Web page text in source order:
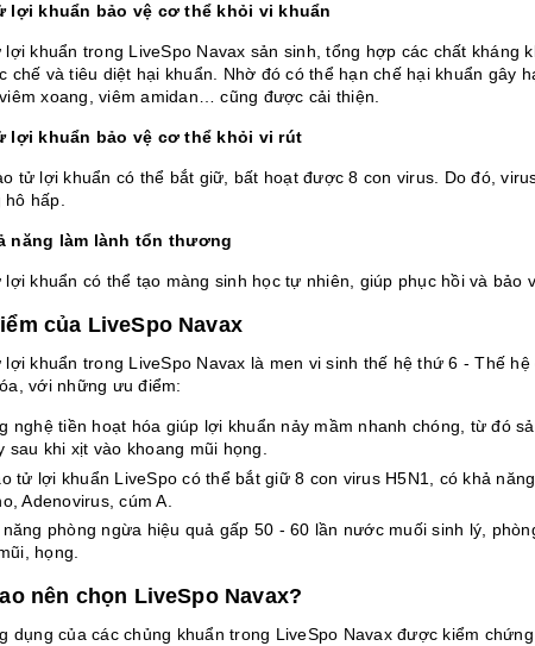
lợi khuẩn bảo vệ cơ thể khỏi vi khuẩn
lợi khuẩn trong LiveSpo Navax sản sinh, tổng hợp các chất kháng
chế và tiêu diệt hại khuẩn. Nhờ đó có thể hạn chế hại khuẩn gây
xoang, viêm amidan … cũng được cải thiện.
lợi khuẩn bảo vệ cơ thể khỏi vi rút
tử lợi khuẩn có thể bắt giữ, bất hoạt được 8 con virus. Do đó,
hấp.
năng làm lành tổn thương
lợi khuẩn có thể tạo màng sinh học tự nhiên, giúp phục hồi và bảo
của LiveSpo Navax
lợi khuẩn trong LiveSpo Navax là men vi sinh thế hệ thứ 6 - Thế
với những ưu điểm:
nghệ tiền hoạt hóa giúp lợi khuẩn nảy mầm nhanh chóng, từ đó
sau khi xịt vào khoang mũi họng.
tử lợi khuẩn LiveSpo có thể bắt giữ 8 con virus H5N1, có khả
Adenovirus, cúm A.
năng phòng ngừa hiệu quả gấp 50 - 60 lần nước muối sinh lý,
họng.
nên chọn LiveSpo Navax?
dụng của các chủng khuẩn trong LiveSpo Navax được kiểm